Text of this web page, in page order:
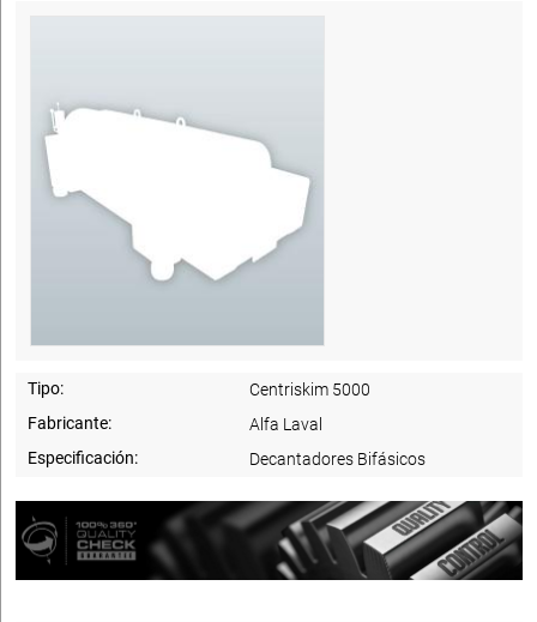
Tipo:
Centriskim 5000
Fabricante:
Alfa Laval
Especificación:
Decantadores Bifásicos